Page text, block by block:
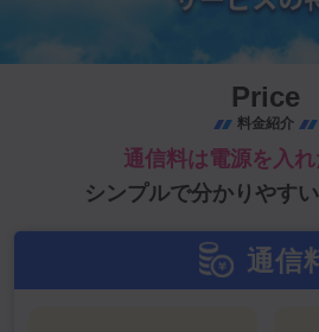
Price
料金紹介
通信料は電源を入
シンプルで分かりやす
通信